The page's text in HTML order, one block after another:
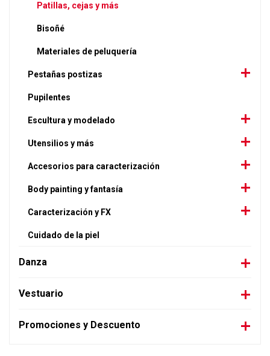
Patillas, cejas y más
Bisoñé
Materiales de peluquería
Pestañas postizas
Pupilentes
Escultura y modelado
Utensilios y más
Accesorios para caracterización
Body painting y fantasía
Caracterización y FX
Cuidado de la piel
Danza
Vestuario
Promociones y Descuento